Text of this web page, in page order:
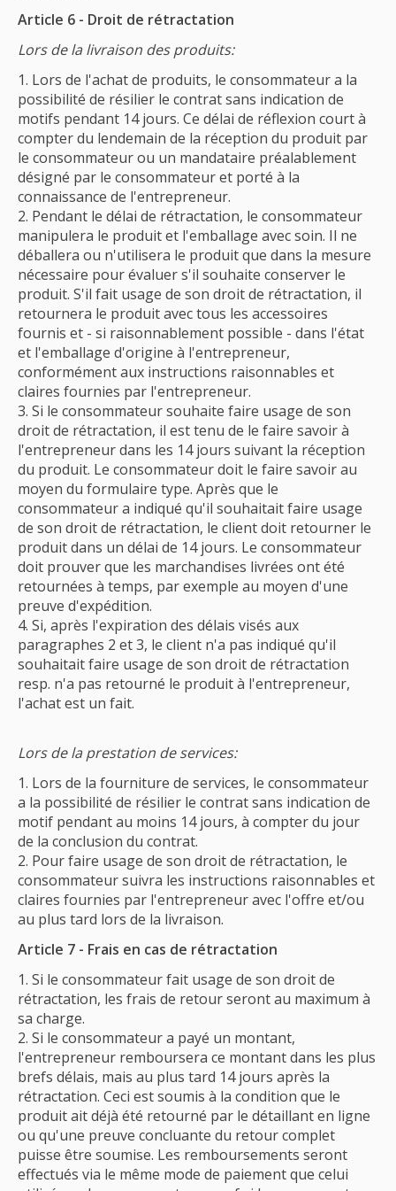
Article 6 - Droit de rétractation
Lors de la livraison des produits:
Lors de l'achat de produits, le consommateur a la
possibilité de résilier le contrat sans indication de
motifs pendant 14 jours. Ce délai de réflexion court à
compter du lendemain de la réception du produit par
le consommateur ou un mandataire préalablement
désigné par le consommateur et porté à la
connaissance de l'entrepreneur.
Pendant le délai de rétractation, le consommateur
manipulera le produit et l'emballage avec soin. Il ne
déballera ou n'utilisera le produit que dans la mesure
nécessaire pour évaluer s'il souhaite conserver le
produit. S'il fait usage de son droit de rétractation, il
retournera le produit avec tous les accessoires
fournis et - si raisonnablement possible - dans l'état
et l'emballage d'origine à l'entrepreneur,
conformément aux instructions raisonnables et
claires fournies par l'entrepreneur.
Si le consommateur souhaite faire usage de son
droit de rétractation, il est tenu de le faire savoir à
l'entrepreneur dans les 14 jours suivant la réception
du produit. Le consommateur doit le faire savoir au
moyen du formulaire type. Après que le
consommateur a indiqué qu'il souhaitait faire usage
de son droit de rétractation, le client doit retourner le
produit dans un délai de 14 jours. Le consommateur
doit prouver que les marchandises livrées ont été
retournées à temps, par exemple au moyen d'une
preuve d'expédition.
Si, après l'expiration des délais visés aux
paragraphes 2 et 3, le client n'a pas indiqué qu'il
souhaitait faire usage de son droit de rétractation
resp. n'a pas retourné le produit à l'entrepreneur,
l'achat est un fait.
Lors de la prestation de services:
Lors de la fourniture de services, le consommateur
a la possibilité de résilier le contrat sans indication de
motif pendant au moins 14 jours, à compter du jour
de la conclusion du contrat.
Pour faire usage de son droit de rétractation, le
consommateur suivra les instructions raisonnables et
claires fournies par l'entrepreneur avec l'offre et/ou
au plus tard lors de la livraison.
Article 7 - Frais en cas de rétractation
Si le consommateur fait usage de son droit de
rétractation, les frais de retour seront au maximum à
sa charge.
Si le consommateur a payé un montant,
l'entrepreneur remboursera ce montant dans les plus
brefs délais, mais au plus tard 14 jours après la
rétractation. Ceci est soumis à la condition que le
produit ait déjà été retourné par le détaillant en ligne
ou qu'une preuve concluante du retour complet
puisse être soumise. Les remboursements seront
effectués via le même mode de paiement que celui